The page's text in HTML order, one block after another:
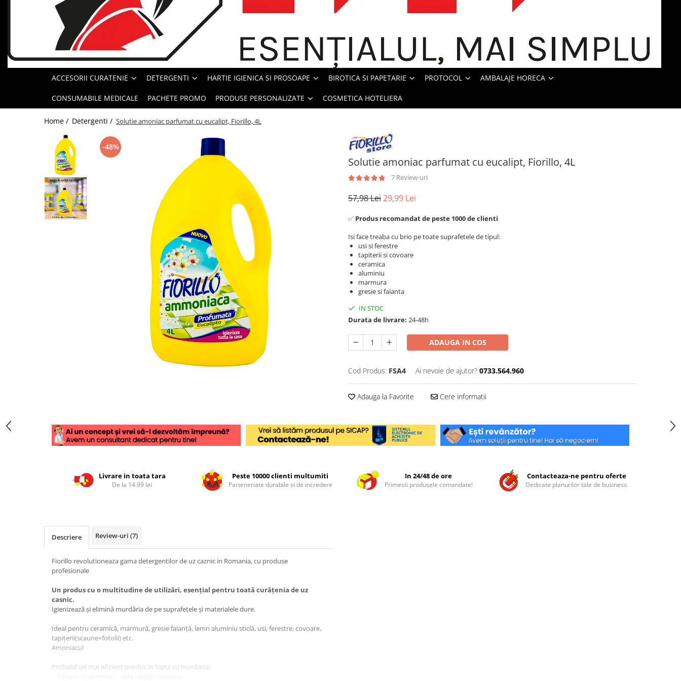
Intretinere masina de spalat
Insecticide si Capcane
Sapunuri
Solutii desfundat teviACCESORII CURATENIE DETERGENTI HARTIE IGIENICA SI PROSOAPE BIROTICA SI PAPETARIE PROTOCOL AMBALAJE HORECA
CONSUMABILE MEDICALE PACHETE PROMO PRODUSE PERSONALIZATE COSMETICA HOTELIERA
Home / Detergenti / Solutie amoniac parfumat cu eucalipt, Fiorillo, 4L
Solutie amoniac parfumat cu eucalipt, Fiorillo, 4L
7 Review-uri
-48%
57,98 Lei29,99 Lei
✅ Produs recomandat de peste 1000 de clienti
Isi face treaba cu brio pe toate suprafetele de tipul:
usi si ferestre
tapiterii si covoare
ceramica
aluminiu
marmura
gresie si faianta
IN STOC
Durata de livrare: 24-48h
ADAUGA IN COS
Cod Produs: FSA4 Ai nevoie de ajutor? 0733.564.960
Adauga la Favorite Cere informatii
Livrare in toata tara
De la 14.99 lei
Peste 10000 clienti multumiti
Parteneriate durabile si de incredere
In 24/48 de ore
Primesti produsele comandate!
Contacteaza-ne pentru oferte
Dedicate planurilor tale de business.
Descriere Review-uri (7)
Fiorillo revolutioneaza gama detergentilor de uz caznic in Romania, cu produse
profesionale
Un produs cu o multitudine de utilizări, esențial pentru toată curățenia de uz
casnic.
Igienizează și elimină murdăria de pe suprafețele și materialele dure.
Ideal pentru ceramică, marmură, gresie faianță, lemn aluminiu sticlă, usi, ferestre, covoare,
tapițerii(scaune+fotolii) etc.
Amoniacul
Probabil cel mai eficient produs in lupta cu murdaria!